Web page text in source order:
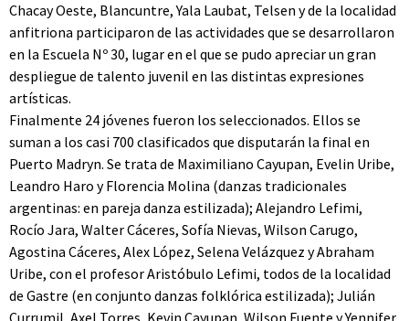
Chacay Oeste, Blancuntre, Yala Laubat, Telsen y de la localidad
anfitriona participaron de las actividades que se desarrollaron
en la Escuela Nº 30, lugar en el que se pudo apreciar un gran
despliegue de talento juvenil en las distintas expresiones
artísticas.
Finalmente 24 jóvenes fueron los seleccionados. Ellos se
suman a los casi 700 clasificados que disputarán la final en
Puerto Madryn. Se trata de Maximiliano Cayupan, Evelin Uribe,
Leandro Haro y Florencia Molina (danzas tradicionales
argentinas: en pareja danza estilizada); Alejandro Lefimi,
Rocío Jara, Walter Cáceres, Sofía Nievas, Wilson Carugo,
Agostina Cáceres, Alex López, Selena Velázquez y Abraham
Uribe, con el profesor Aristóbulo Lefimi, todos de la localidad
de Gastre (en conjunto danzas folklórica estilizada); Julián
Currumil, Axel Torres, Kevin Cayupan, Wilson Fuente y Yennifer